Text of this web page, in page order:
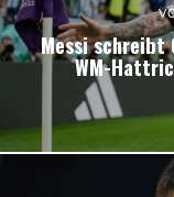
Messi schreibt
WM-